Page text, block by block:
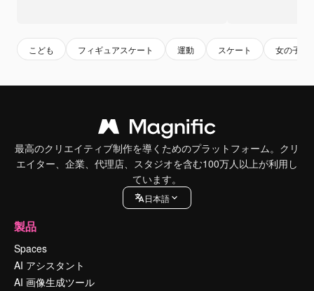
こども フィギュアスケート 運動 スケート 女の子
最高のクリエイティブ制作を導くためのプラットフォーム。クリ
エイター、企業、代理店、スタジオを含む100万人以上が利用し
ています。
日本語
製品
Spaces
AI アシスタント
AI 画像生成ツール